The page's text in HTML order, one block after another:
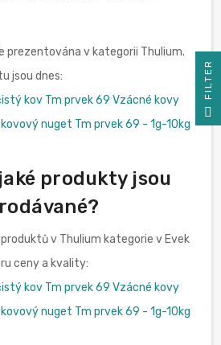
prezentována v kategorii Thulium.
jsou dnes:
kov Tm prvek 69 Vzácné kovy
nuget Tm prvek 69 - 1g-10kg
produkty jsou
v Thulium kategorie v Evek
ceny a kvality:
kov Tm prvek 69 Vzácné kovy
nuget Tm prvek 69 - 1g-10kg
R